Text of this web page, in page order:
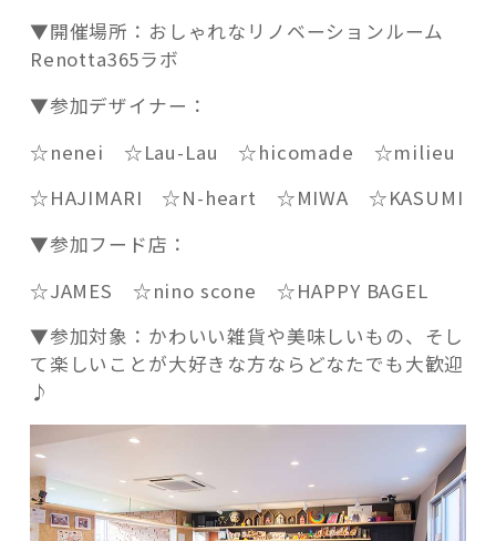
▼開催場所：おしゃれなリノベーションルーム
Renotta365ラボ
▼参加デザイナー：
☆nenei ☆Lau-Lau ☆hicomade ☆milieu
☆HAJIMARI ☆N-heart ☆MIWA ☆KASUMI
▼参加フード店：
☆JAMES ☆nino scone ☆HAPPY BAGEL
▼参加対象：かわいい雑貨や美味しいもの、そし
て楽しいことが大好きな方ならどなたでも大歓迎
♪